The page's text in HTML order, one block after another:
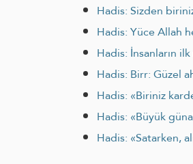
Hadis: Sizden
Hadis: Yüce Allah
Hadis: İnsanların
Hadis: Birr: Güzel
Hadis: «Biriniz
Hadis: «Büyük
Hadis: «Satarken,